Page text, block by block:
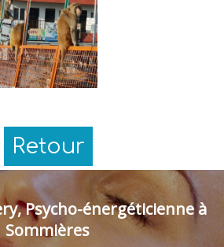
Retour
Psycho-énergéticienne à
Sommières